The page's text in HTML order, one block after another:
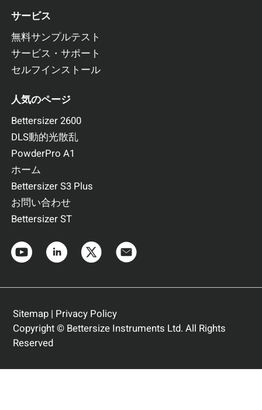
粉乳の味・溶解性・触感
接に関係しています。
Bettersizer 2600は、製造・包装・保管・使用各段階におけ
る粒子径変化を高精度に把握することができ、
質管理と開発支援に最適なツール
サービス
無料サンプルテスト
サービス・サポート
セルフインストール
人気のページ
Bettersizer 2600
DLS動的光散乱
PowderPro A1
ホーム
Bettersizer S3 Plus
お問い合わせ
Bettersizer ST
Sitemap| Privacy Policy
Copyright © Bettersize Instruments Ltd. All Rights
Reserved